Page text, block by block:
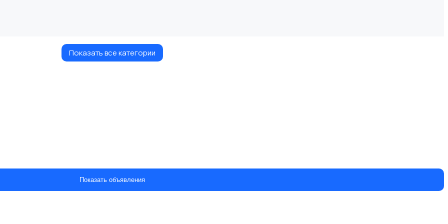
Показать все категории
Показать объявления